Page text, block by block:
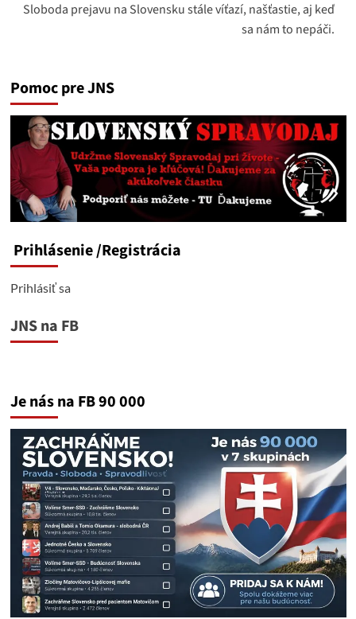
Sloboda prejavu na Slovensku stále víťazí, našťastie, aj keď
sa nám to nepáči.
Pomoc pre JNS
Prihlásenie/Registrácia
Prihlásiť sa
JNS na FB
Je nás na FB 90 000